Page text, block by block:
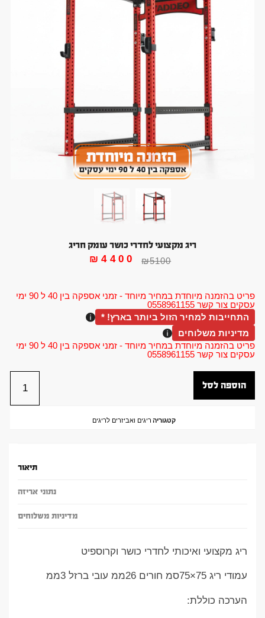
פריט בהזמנה מיוחדת במחיר מיוחד - זמני אספקה בין 40 ל 90 ימי
עסקים צור קשר 0558961155
ריג מקצועי לחדרי כושר עומק חריג
₪5100
₪4400
התחייבות למחיר הזול ביותר בארץ! *
מדיניות משלוחים
פריט בהזמנה מיוחדת במחיר מיוחד - זמני אספקה בין 40 ל 90 ימי
עסקים צור קשר 0558961155
הוספה לסל
קטגוריה ריגים ואביזרים לריגים
תיאור
נתוני אריזה
מדיניות משלוחים
ריג מקצועי ואיכותי לחדרי כושר וקרוספיט
עמודי ריג 75×75סמ חורים 26ממ עובי ברזל 3ממ
הערכה כוללת: